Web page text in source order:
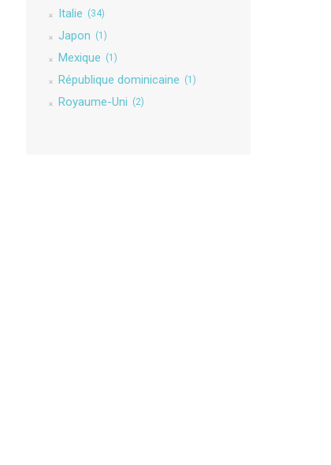
Italie (34)
Japon (1)
Mexique (1)
République dominicaine (1)
Royaume-Uni (2)